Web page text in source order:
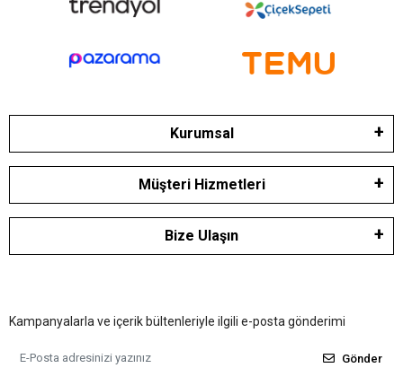
Kurumsal
Müşteri Hizmetleri
Bize Ulaşın
Kampanyalarla ve içerik bültenleriyle ilgili e-posta gönderimi
Gönder